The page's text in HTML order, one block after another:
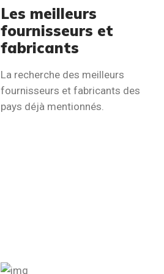
Les meilleurs
fournisseurs et
fabricants
La recherche des meilleurs
fournisseurs et fabricants des
pays déjà mentionnés.